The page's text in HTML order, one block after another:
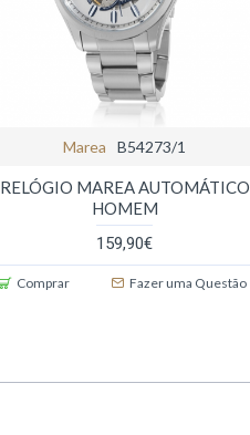
Marea B54273/1
RELÓGIO MAREA AUTOMÁTICO
HOMEM
159,90€
Comprar Fazer uma Questão